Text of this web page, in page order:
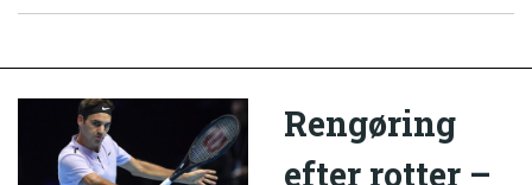
Rengøring
efter rotter –